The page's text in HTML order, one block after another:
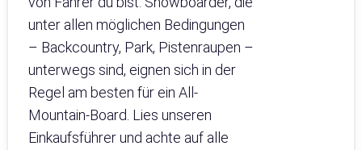
unter allen möglichen Bedingungen
– Backcountry, Park, Pistenraupen –
unterwegs sind, eignen sich in der
Regel am besten für ein All-
Mountain-Board. Lies unseren
Einkaufsführer und achte auf alle